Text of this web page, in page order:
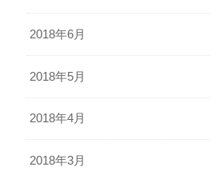
2018年6月
2018年5月
2018年4月
2018年3月